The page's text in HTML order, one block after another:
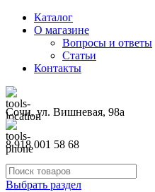
Каталог
О магазине
Вопросы и ответы
Статьи
Контакты
Сочи, ул. Вишневая, 98а
8 918 001 58 68
Выбрать раздел